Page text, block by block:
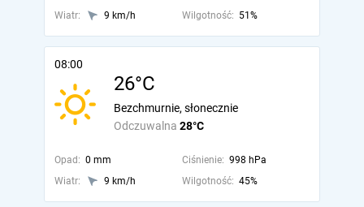
Wiatr: 9 km/h Wilgotność: 51%
08:00
26°C
Odczuwalna 28°C
Bezchmurnie, słonecznie
Opad: 0 mm Ciśnienie: 998 hPa
Wiatr:
9 km/h Wilgotność: 45%